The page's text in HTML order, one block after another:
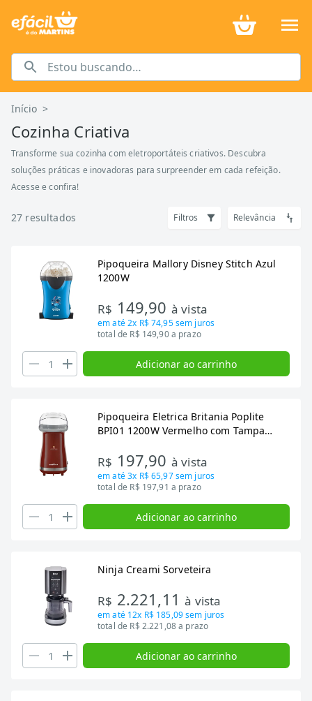
Início >
Cozinha Criativa
Transforme sua cozinha com eletroportáteis criativos. Descubra
soluções práticas e inovadoras para surpreender em cada refeição.
Acesse e confira!
27 resultados Filtros Relevância
Pipoqueira Mallory Disney Stitch Azul
1200W
R$ 149,90 à vista
em até2x R$ 74,95sem juros
total de R$ 149,90 a prazo
Adicionar ao carrinho
Pipoqueira Eletrica Britania Poplite
BPI01 1200W Vermelho com Tampa
R$ 197,90 à vista
em até3x R$ 65,97sem juros
total de R$ 197,91 a prazo
Adicionar ao carrinho
Ninja Creami Sorveteira
R$ 2.221,11à vista
em até 12x R$ 185,09sem juros
total de R$ 2.221,08 a prazo
Adicionar ao carrinho